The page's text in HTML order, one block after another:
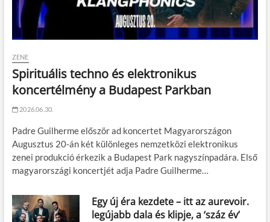
ZENE
Spirituális techno és elektronikus
koncertélmény a Budapest Parkban
2026.06.30.
Padre Guilherme először ad koncertet Magyarországon
Augusztus 20-án két különleges nemzetközi elektronikus
zenei produkció érkezik a Budapest Park nagyszínpadára. Első
magyarországi koncertjét adja Padre Guilherme…
Egy új éra kezdete – itt az aurevoir.
legújabb dala és klipje, a ‘száz év’